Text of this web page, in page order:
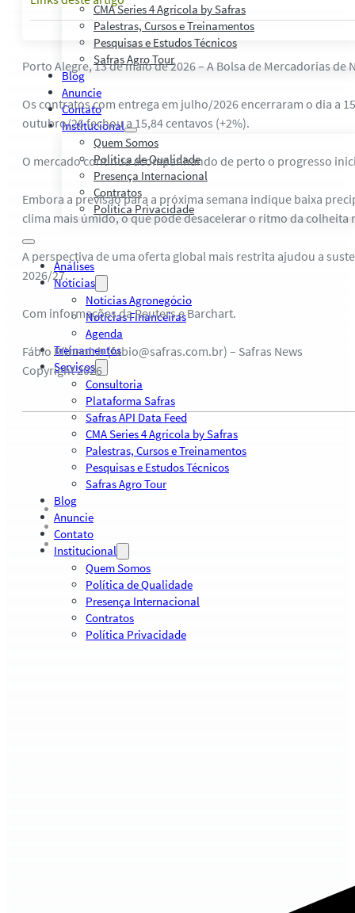
CMA Series 4 Agrícola by Safras
Palestras, Cursos e Treinamentos
Pesquisas e Estudos Técnicos
Safras Agro Tour
Blog
Anuncie
Contato
Institucional
Quem Somos
Política de Qualidade
Presença Internacional
Contratos
Política Privacidade
Análises
Notícias
Notícias Agronegócio
Notícias Financeiras
Agenda
Treinamentos
Serviços
Consultoria
Plataforma Safras
Safras API Data Feed
CMA Series 4 Agrícola by Safras
Palestras, Cursos e Treinamentos
Pesquisas e Estudos Técnicos
Safras Agro Tour
Blog
Anuncie
Contato
Institucional
Quem Somos
Política de Qualidade
Presença Internacional
Contratos
Política Privacidade
Porto Alegre, 13 de maio de 2026 – A Bolsa de Mercadorias
Os contratos com entrega em julho/2026 encerraram o dia a
outubro/26 fechou a 15,84 centavos (+2%).
O mercado continua acompanhando de perto o progresso
Embora a previsão para a próxima semana indique baixa
clima mais úmido, o que pode desacelerar o ritmo da colheita
A perspectiva de uma oferta global mais restrita ajudou a
2026/27.
Com informações da Reuters e Barchart.
Fábio Rübenich (fabio@safras.com.br) – Safras News
Copyright 2026